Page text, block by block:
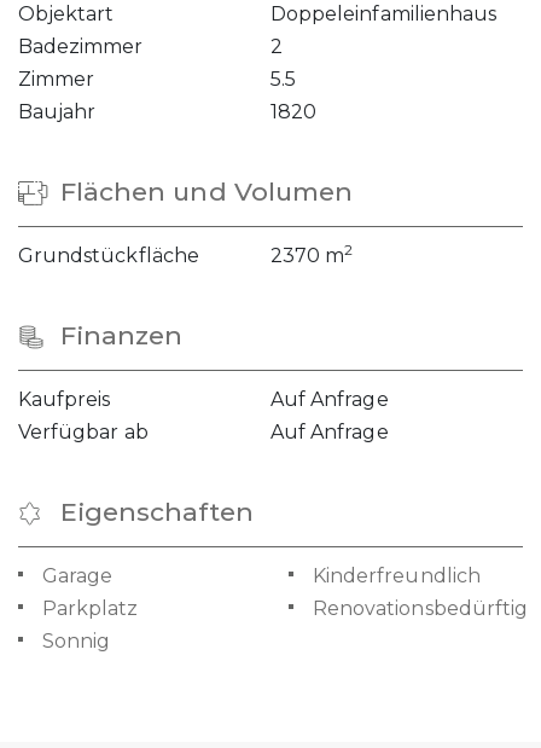
Objektart
Doppeleinfamilienhaus
Badezimmer
2
Zimmer
5.5
Baujahr
1820
Flächen und Volumen
Grundstückfläche 2370 m2
Finanzen
Kaufpreis
Auf Anfrage
Verfügbar ab
Auf Anfrage
Eigenschaften
Garage
Kinderfreundlich
Parkplatz
Renovationsbedürftig
Sonnig